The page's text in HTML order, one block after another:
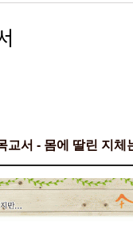
교서 - 몸에 딸린 지체